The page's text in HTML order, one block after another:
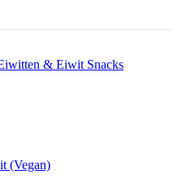
& Eiwit Snacks
(Vegan)